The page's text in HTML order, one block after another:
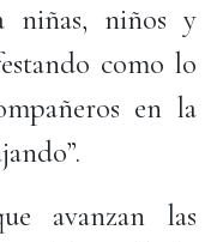
niñas, niños y
como lo
en la
avanzan las